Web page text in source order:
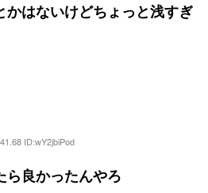
かはないけどちょっと浅すぎ
ID:wY2jbiPod
ら良かったんやろ